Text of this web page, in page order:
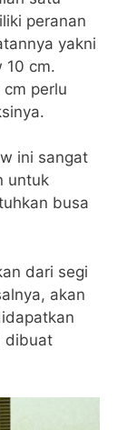
peranan
yakni
10 cm.
perlu
ini sangat
untuk
busa
dari segi
akan
dibuat